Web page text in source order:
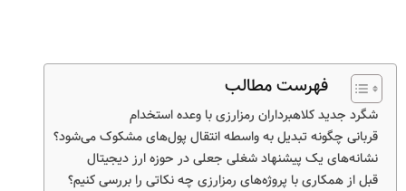
فهرست مطالب
شگرد جدید کلاهبرداران رمزارزی با وعده استخدام
قربانی چگونه تبدیل به واسطه انتقال پول‌های مشکوک می‌شود؟
نشانه‌های یک پیشنهاد شغلی جعلی در حوزه ارز دیجیتال
قبل از همکاری با پروژه‌های رمزارزی چه نکاتی را بررسی کنیم؟